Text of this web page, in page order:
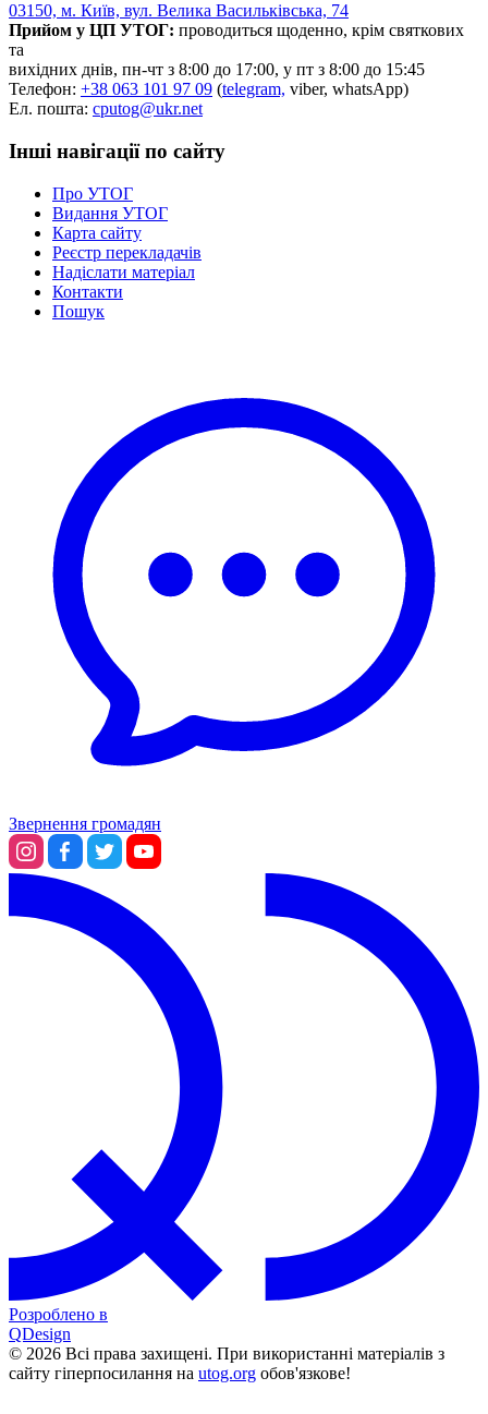
03150, м. Київ, вул. Велика Васильківська, 74
Прийом у ЦП УТОГ: проводиться щоденно, крім святкових
та
вихідних днів, пн-чт з 8:00 до 17:00, у пт з 8:00 до 15:45
Телефон: +38 063 101 97 09 (telegram, viber, whatsApp)
Ел. пошта: cputog@ukr.net
Інші навігації по сайту
Про УТОГ
Видання УТОГ
Карта сайту
Реєстр перекладачів
Надіслати матеріал
Контакти
Пошук
Звернення громадян
Розроблено в
QDesign
© 2026 Всі права захищені. При використанні матеріалів з
сайту гіперпосилання на utog.org обов'язкове!